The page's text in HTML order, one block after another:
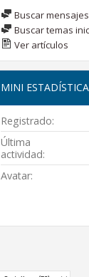
Buscar
Buscar temas
Ver artículos
MINI
Registrado
Última
actividad
Avatar